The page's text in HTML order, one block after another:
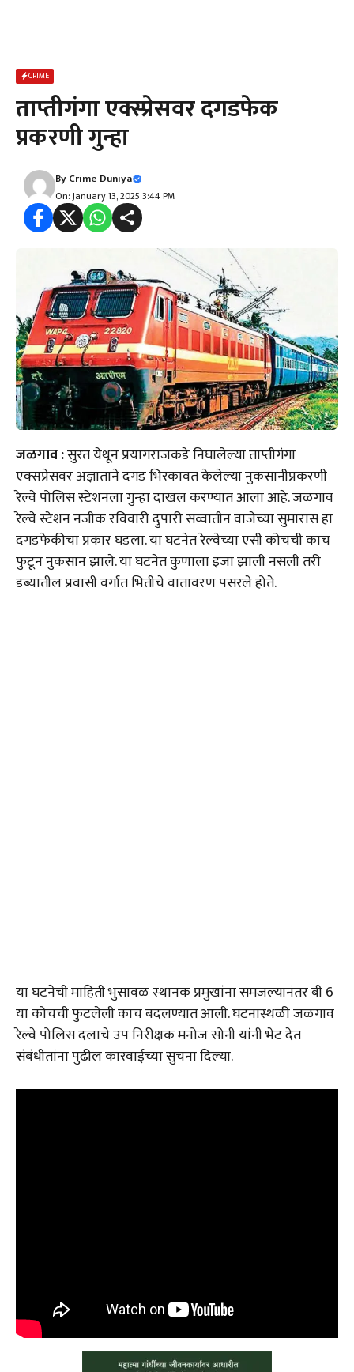
CRIME
ताप्तीगंगा एक्स्प्रेसवर दगडफेक
प्रकरणी गुन्हा
ByCrime Duniya
On: January 13, 2025 3:44 PM
जळगाव :सुरत येथून प्रयागराजकडे निघालेल्या ताप्तीगंगा
एक्सप्रेसवर अज्ञाताने दगड भिरकावत केलेल्या नुकसानीप्रकरणी
रेल्वे पोलिस स्टेशनला गुन्हा दाखल करण्यात आला आहे. जळगाव
रेल्वे स्टेशन नजीक रविवारी दुपारी सव्वातीन वाजेच्या सुमारास हा
दगडफेकीचा प्रकार घडला. या घटनेत रेल्वेच्या एसी कोचची काच
फुटून नुकसान झाले. या घटनेत कुणाला इजा झाली नसली तरी
डब्यातील प्रवासी वर्गात भितीचे वातावरण पसरले होते.
या घटनेची माहिती भुसावळ स्थानक प्रमुखांना समजल्यानंतर बी 6
या कोचची फुटलेली काच बदलण्यात आली. घटनास्थळी जळगाव
रेल्वे पोलिस दलाचे उप निरीक्षक मनोज सोनी यांनी भेट देत
संबंधीतांना पुढील कारवाईच्या सुचना दिल्या.